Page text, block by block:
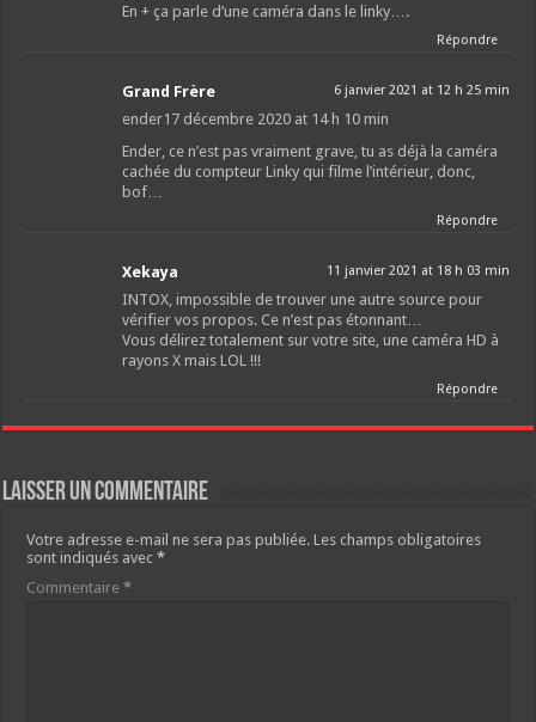
En + ça parle d’une caméra dans le linky….
Répondre
Grand Frère 6 janvier 2021 at 12 h 25 min
ender17 décembre 2020 at 14 h 10 min
Ender, ce n’est pas vraiment grave, tu as déjà la caméra
cachée du compteur Linky qui filme l’intérieur, donc,
bof…
Répondre
Xekaya 11 janvier 2021 at 18 h 03 min
INTOX, impossible de trouver une autre source pour
vérifier vos propos. Ce n’est pas étonnant…
Vous délirez totalement sur votre site, une caméra HD à
rayons X mais LOL !!!
Répondre
Laisser un commentaire
Votre adresse e-mail ne sera pas publiée. Les champs obligatoires
sont indiqués avec*
Commentaire*